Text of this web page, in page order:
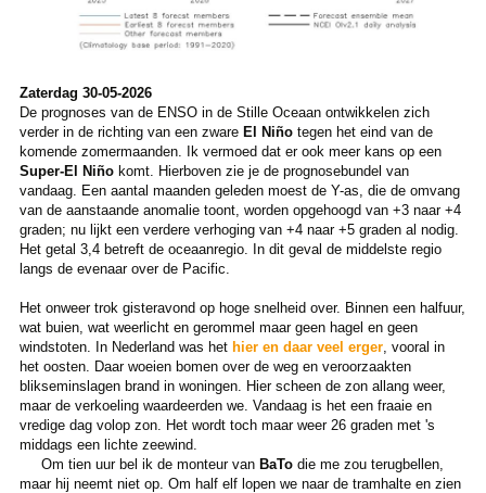
Zaterdag 30-05-2026
De prognoses van de ENSO in de Stille Oceaan ontwikkelen zich
verder in de richting van een zware El Niñotegen het eind van de
komende zomermaanden. Ik vermoed dat er ook meer kans op een
Super-El Niñokomt. Hierboven zie je de prognosebundel van
vandaag. Een aantal maanden geleden moest de Y-as, die de omvang
van de aanstaande anomalie toont, worden opgehoogd van +3 naar +4
graden; nu lijkt een verdere verhoging van +4 naar +5 graden al nodig.
Het getal 3,4 betreft de oceaanregio. In dit geval de middelste regio
langs de evenaar over de Pacific.
Het onweer trok gisteravond op hoge snelheid over. Binnen een halfuur,
wat buien, wat weerlicht en gerommel maar geen hagel en geen
windstoten. In Nederland was het hier en daar veel erger, vooral in
het oosten. Daar woeien bomen over de weg en veroorzaakten
blikseminslagen brand in woningen. Hier scheen de zon allang weer,
maar de verkoeling waardeerden we. Vandaag is het een fraaie en
vredige dag volop zon. Het wordt toch maar weer 26 graden met 's
middags een lichte zeewind.
Om tien uur bel ik de monteur van BaTodie me zou terugbellen,
maar hij neemt niet op. Om half elf lopen we naar de tramhalte en zien